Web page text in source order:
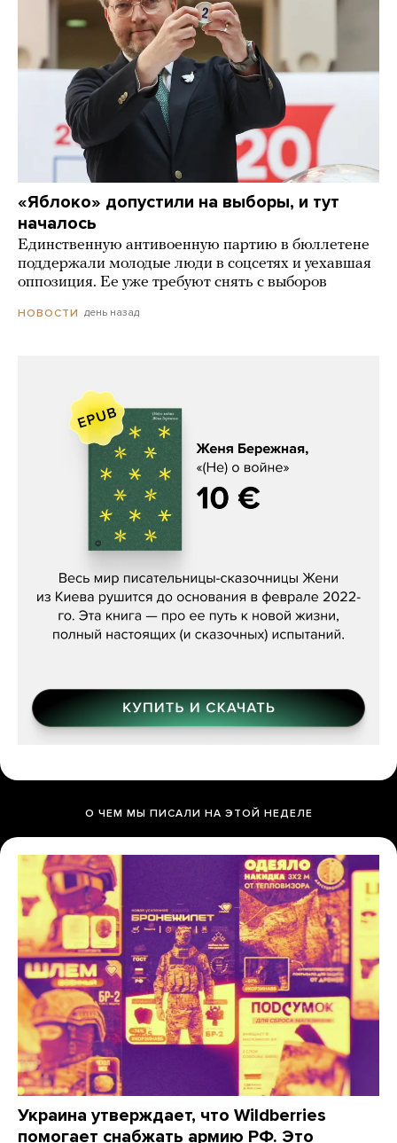
«Яблоко» допустили на выборы, и тут
началось
Единственную антивоенную партию в бюллетене
поддержали молодые люди в соцсетях и уехавшая
оппозиция. Ее уже требуют снять с выборов
НОВОСТИ день назад
Женя Бережная, «(Не) о войне»
О ЧЕМ МЫ ПИСАЛИ НА ЭТОЙ НЕДЕЛЕ
Украина утверждает, что Wildberries
помогает снабжать армию РФ. Это